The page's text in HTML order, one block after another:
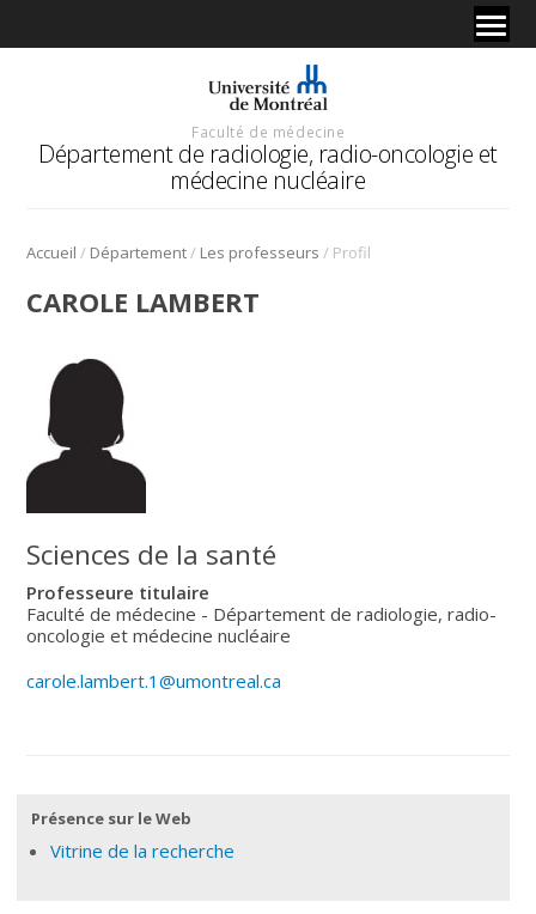
Faculté de médecine
Département de radiologie, radio-oncologie et
médecine nucléaire
Accueil / Département/ Les professeurs / Profil
CAROLE LAMBERT
Sciences de la santé
Professeure titulaire
Faculté de médecine - Département de radiologie, radio-
oncologie et médecine nucléaire
carole.lambert.1@umontreal.ca
Présence sur le Web
Vitrine de la recherche